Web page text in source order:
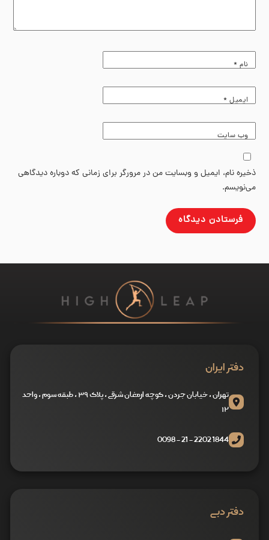
نام *
ایمیل *
وب‌ سایت
ذخیره نام، ایمیل و وبسایت من در مرورگر برای زمانی که دوباره دیدگاهی
می‌نویسم.
دفتر ایران
تهران ، خیابان جردن ، کوچه ارمغان شرقی ، پلاک ۳۹ ، طبقه سوم ، واحد
۱۲
1844 2202 - 21 - 0098
دفتر دبی